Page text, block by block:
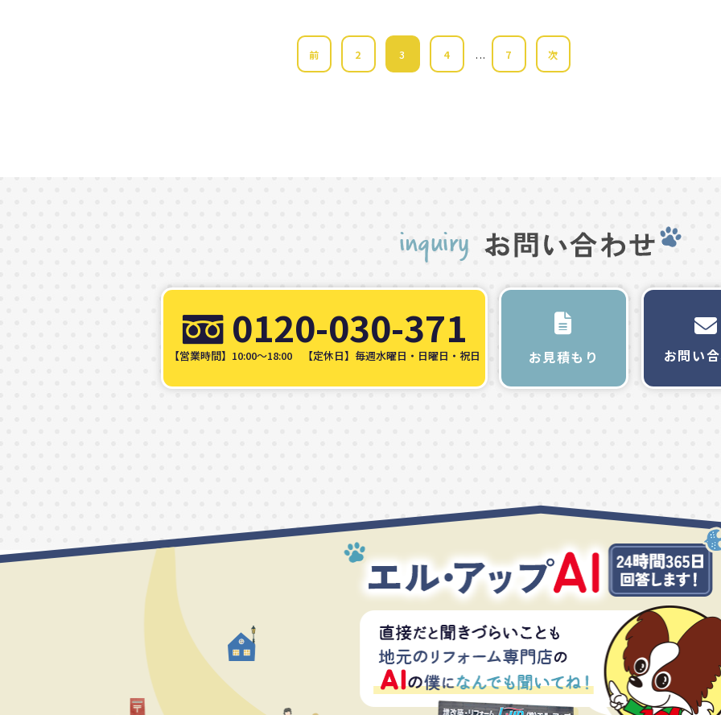
前 2 3 4 ... 7 次
0120-030-371
【営業時間】10:00～18:00 【定休日】毎週水曜日・日曜日・祝日 お見積もり お問い